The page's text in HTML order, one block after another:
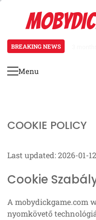
content
BREAKING NEWS
Primary
Menu
COOKIE POLICY
Last updated: 2026-01-12
Cookie
A mobydickgame.com
nyomkövető